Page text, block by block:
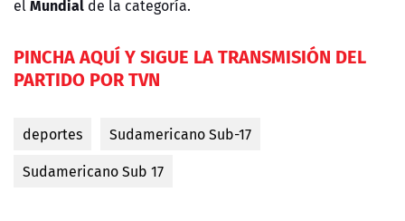
elMundial de la categoría.
PINCHA AQUÍ Y SIGUE LA TRANSMISIÓN DEL
PARTIDO POR TVN
deportes
Sudamericano Sub-17
Sudamericano Sub 17